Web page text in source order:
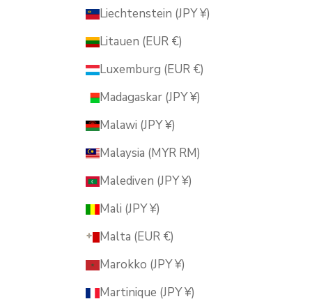
Liechtenstein (JPY ¥)
Litauen (EUR €)
Luxemburg (EUR €)
Madagaskar (JPY ¥)
Malawi (JPY ¥)
Malaysia (MYR RM)
Malediven (JPY ¥)
Mali (JPY ¥)
Malta (EUR €)
Marokko (JPY ¥)
Martinique (JPY ¥)